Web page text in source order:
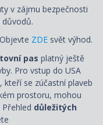
v zájmu bezpečnosti
důvodů.
ZDE svět výhod.
pas platný ještě
Pro vstup do USA
kteří se zúčastní plaveb
prostoru, mohou
Přehled důležitých